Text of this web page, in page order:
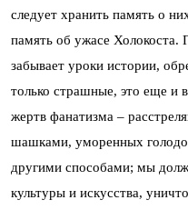
следует хранить память о
память об ужасе Холокоста.
забывает уроки истории,
только страшные, это еще
жертв фанатизма –
шашками, уморенных
другими способами; мы
культуры и искусства,